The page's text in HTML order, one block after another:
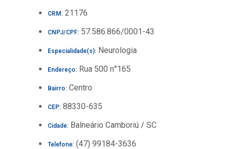
CRM: 21176
CNPJ/CPF: 57.586.866/0001-43
Especialidade(s): Neurologia
Endereço: Rua 500 n°165
Bairro: Centro
CEP: 88330-635
Cidade: Balneário Camboriú / SC
Telefone: (47) 99184-3636